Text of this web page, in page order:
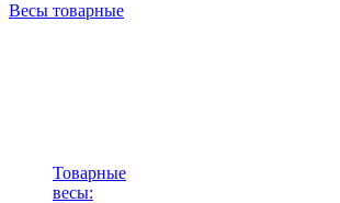
Весы товарные
Товарные
весы: